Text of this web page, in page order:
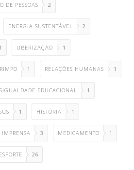
DE PESSOAS 2
ENERGIA SUSTENTÁVEL 2
1 UBERIZAÇÃO 1
1 RELAÇÕES HUMANAS 1
EDUCACIONAL 1
1 HISTÓRIA 1
IMPRENSA 3 MEDICAMENTO 1
ESPORTE 26